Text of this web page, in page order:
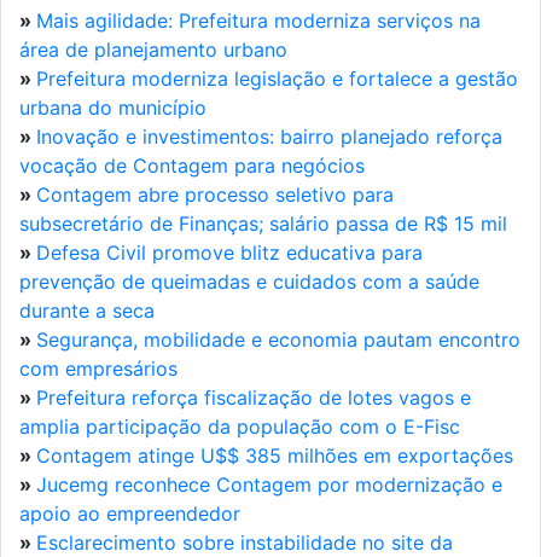
» Mais agilidade: Prefeitura moderniza serviços na
área de planejamento urbano
» Prefeitura moderniza legislação e fortalece a gestão
urbana do município
» Inovação e investimentos: bairro planejado reforça
vocação de Contagem para negócios
» Contagem abre processo seletivo para
subsecretário de Finanças; salário passa de R$ 15 mil
» Defesa Civil promove blitz educativa para
prevenção de queimadas e cuidados com a saúde
durante a seca
» Segurança, mobilidade e economia pautam encontro
com empresários
» Prefeitura reforça fiscalização de lotes vagos e
amplia participação da população com o E-Fisc
» Contagem atinge U$$ 385 milhões em exportações
» Jucemg reconhece Contagem por modernização e
apoio ao empreendedor
» Esclarecimento sobre instabilidade no site da